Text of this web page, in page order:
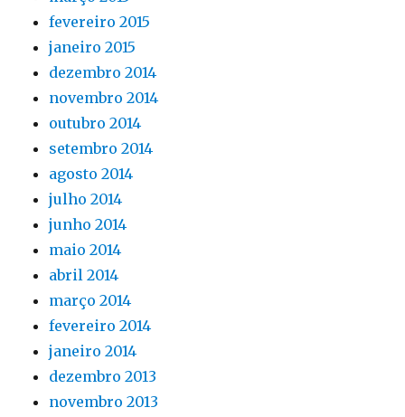
fevereiro 2015
janeiro 2015
dezembro 2014
novembro 2014
outubro 2014
setembro 2014
agosto 2014
julho 2014
junho 2014
maio 2014
abril 2014
março 2014
fevereiro 2014
janeiro 2014
dezembro 2013
novembro 2013